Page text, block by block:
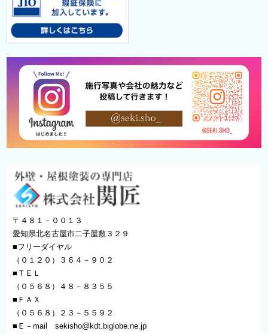
〒４８１－００１３
愛知県北名古屋市二子屋敷３２９
■フリーダイヤル
（０１２０）３６４－９０２
■ＴＥＬ
（０５６８）４８－８３５５
■ＦＡＸ
（０５６８）２３－５５９２
■Ｅ－mailsekisho@kdt.biglobe.ne.jp